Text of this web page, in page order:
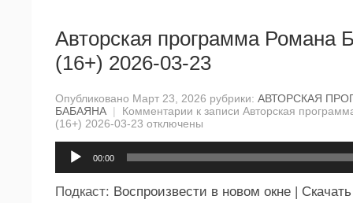
Авторская программа Романа
(16+) 2026-03-23
Опубликовано Март 23, 2026 рубрики: АВТОРСКАЯ
БАБАЯНА | Комментарии к записи Авторская
(16+) 2026-03-23 отключены
00:00
Подкаст: Воспроизвести в новом окне
Скачать